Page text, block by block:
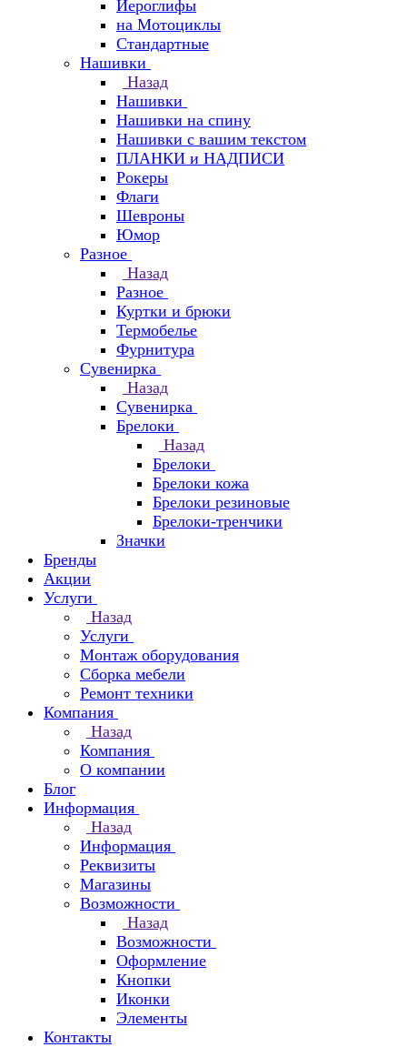
Иероглифы
на Мотоциклы
Стандартные
Нашивки
Назад
Нашивки
Нашивки на спину
Нашивки с вашим текстом
ПЛАНКИ и НАДПИСИ
Рокеры
Флаги
Шевроны
Юмор
Разное
Назад
Разное
Куртки и брюки
Термобелье
Фурнитура
Сувенирка
Назад
Сувенирка
Брелоки
Назад
Брелоки
Брелоки кожа
Брелоки резиновые
Брелоки-тренчики
Значки
Бренды
Акции
Услуги
Назад
Услуги
Монтаж оборудования
Сборка мебели
Ремонт техники
Компания
Назад
Компания
О компании
Блог
Информация
Назад
Информация
Реквизиты
Магазины
Возможности
Назад
Возможности
Оформление
Кнопки
Иконки
Элементы
Контакты